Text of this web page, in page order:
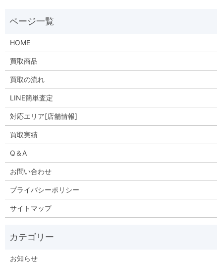
HOME
買取商品
買取の流れ
LINE簡単査定
対応エリア[店舗情報]
買取実績
Q＆A
お問い合わせ
プライバシーポリシー
サイトマップ
お知らせ